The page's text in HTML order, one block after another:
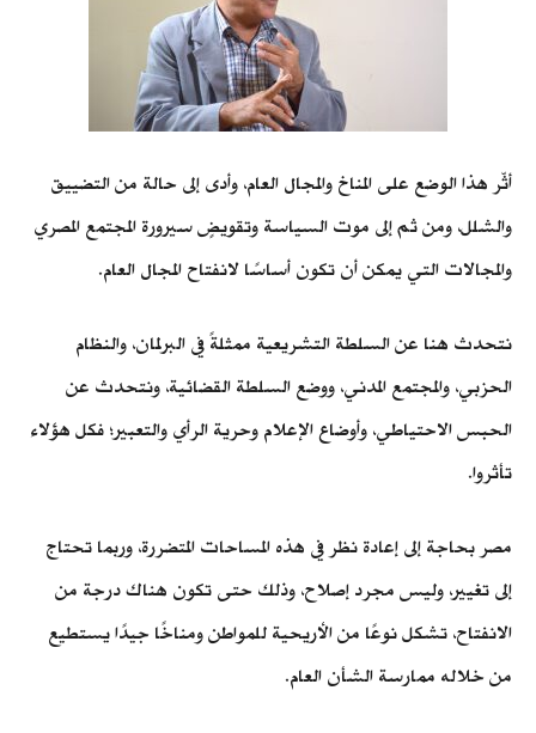
أثّر هذا الوضع على المناخ والمجال العام، وأدى إلى حالة من التضييق
والشلل، ومن ثم إلى موت السياسة وتقويضٍ سيرورة المجتمع المصري
والمجالات التي يمكن أن تكون أساسًا لانفتاح المجال العام.
نتحدث هنا عن السلطة التشريعية ممثلةً في البرلمان، والنظام
الحزبي، والمجتمع المدني، ووضع السلطة القضائية، ونتحدث عن
الحبس الاحتياطي، وأوضاع الإعلام وحرية الرأي والتعبير؛ فكل هؤلاء
تأثروا.
مصر بحاجة إلى إعادة نظر في هذه المساحات المتضررة، وربما تحتاج
إلى تغيير، وليس مجرد إصلاح، وذلك حتى تكون هناك درجة من
الانفتاح، تشكل نوعًا من الأريحية للمواطن ومناخًا جيدًا يستطيع
من خلاله ممارسة الشأن العام.